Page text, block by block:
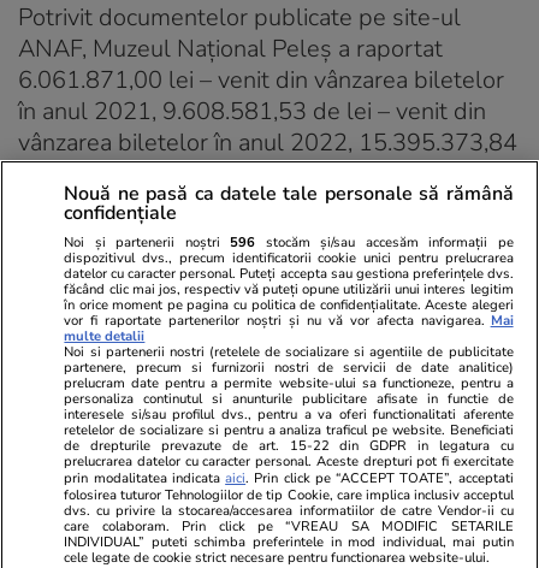
Potrivit documentelor publicate pe site-ul
ANAF, Muzeul Național Peleș a raportat
6.061.871,00 lei – venit din vânzarea biletelor
în anul 2021, 9.608.581,53 de lei – venit din
vânzarea biletelor în anul 2022, 15.395.373,84
2023 și 14.584.420,62 de lei, până la 31
octombrie 2024 – venit din vânzarea de bilete.
FOTO ILUSTRATIVĂ: Profimedia
Abonați-vă laȘTIRILE
ZILEIpentru a fi la
curent cu cele mai noi
informații.
ABONEAZĂ-TE
URMĂREȘTE CEL MAI NOU VIDEO
Nouă ne pasă ca datele tale personale să rămână
confidențiale
Noi și partenerii noștri 596 stocăm și/sau accesăm informații pe
dispozitivul dvs., precum identificatorii cookie unici pentru prelucrarea
datelor cu caracter personal. Puteți accepta sau gestiona preferințele dvs.
făcând clic mai jos, respectiv vă puteți opune utilizării unui interes legitim
în orice moment pe pagina cu politica de confidențialitate. Aceste alegeri
vor fi raportate partenerilor noștri și nu vă vor afecta navigarea. Mai
multe detalii
Noi si partenerii nostri (retelele de socializare si agentiile de publicitate
partenere, precum si furnizorii nostri de servicii de date analitice)
prelucram date pentru a permite website-ului sa functioneze, pentru a
personaliza continutul si anunturile publicitare afisate in functie de
interesele si/sau profilul dvs., pentru a va oferi functionalitati aferente
retelelor de socializare si pentru a analiza traficul pe website. Beneficiati
de drepturile prevazute de art. 15-22 din GDPR in legatura cu
prelucrarea datelor cu caracter personal. Aceste drepturi pot fi exercitate
prin modalitatea indicataaici. Prin click pe “ACCEPT TOATE”, acceptati
folosirea tuturor Tehnologiilor de tip Cookie, care implica inclusiv acceptul
dvs. cu privire la stocarea/accesarea informatiilor de catre Vendor-ii cu
care colaboram. Prin click pe “VREAU SA MODIFIC SETARILE
INDIVIDUAL” puteti schimba preferintele in mod individual, mai putin
cele legate de cookie strict necesare pentru functionarea website-ului.